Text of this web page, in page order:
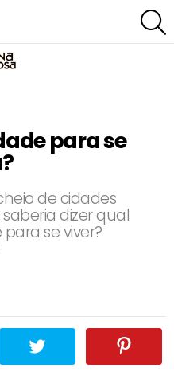
para se
de cidades
dizer qual
se viver?